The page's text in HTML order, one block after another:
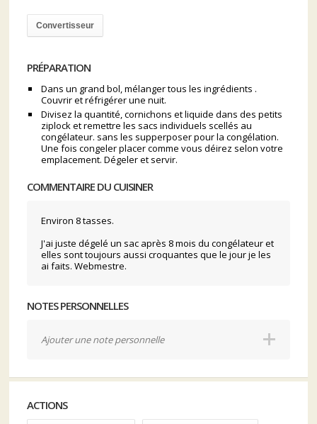
Convertisseur
PRÉPARATION
Dans un grand bol, mélanger tous les ingrédients .
Couvrir et réfrigérer une nuit.
Divisez la quantité, cornichons et liquide dans des petits
ziplock et remettre les sacs individuels scellés au
congélateur. sans les supperposer pour la congélation.
Une fois congeler placer comme vous déirez selon votre
emplacement. Dégeler et servir.
COMMENTAIRE DU CUISINER
Environ 8 tasses.
J'ai juste dégelé un sac après 8 mois du congélateur et
elles sont toujours aussi croquantes que le jour je les
ai faits. Webmestre.
NOTES PERSONNELLES
Ajouter une note personnelle
ACTIONS